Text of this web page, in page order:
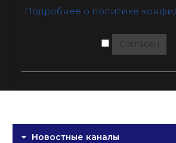
Подробнее о политике
Согласен
Новостные каналы